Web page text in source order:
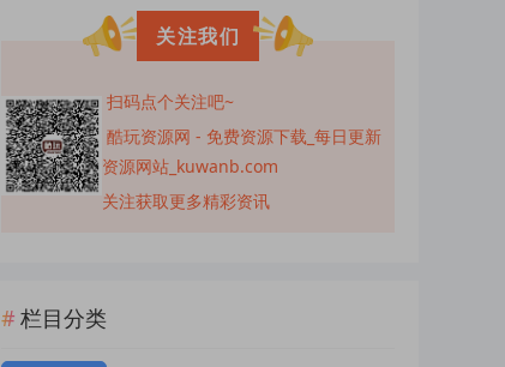
关注我们
扫码点个关注吧~
酷玩资源网 - 免费资源下载_每日更新
资源网站_kuwanb.com
关注获取更多精彩资讯
栏目分类